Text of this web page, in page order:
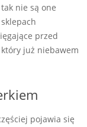
nie są one
przed
już niebawem
pojawia się